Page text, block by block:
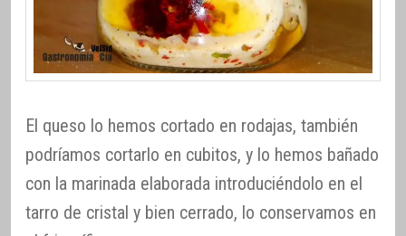
El queso lo hemos cortado en rodajas, también
podríamos cortarlo en cubitos, y lo hemos bañado
con la marinada elaborada introduciéndolo en el
tarro de cristal y bien cerrado, lo conservamos en